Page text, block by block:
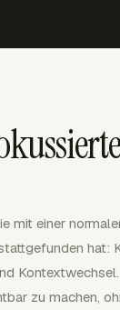
mit einer
hat:
zu machen,